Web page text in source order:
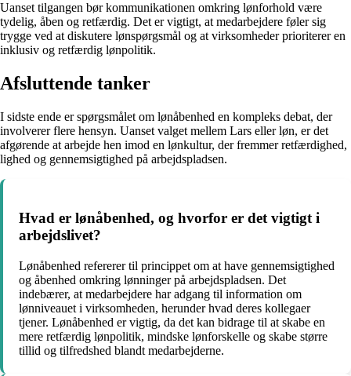
Uanset tilgangen bør kommunikationen omkring lønforhold være
tydelig, åben og retfærdig. Det er vigtigt, at medarbejdere føler sig
trygge ved at diskutere lønspørgsmål og at virksomheder prioriterer en
inklusiv og retfærdig lønpolitik.
Afsluttende tanker
I sidste ende er spørgsmålet om lønåbenhed en kompleks debat, der
involverer flere hensyn. Uanset valget mellem Lars eller løn, er det
afgørende at arbejde hen imod en lønkultur, der fremmer retfærdighed,
lighed og gennemsigtighed på arbejdspladsen.
Hvad er lønåbenhed, og hvorfor er det vigtigt i
arbejdslivet?
Lønåbenhed refererer til princippet om at have gennemsigtighed
og åbenhed omkring lønninger på arbejdspladsen. Det
indebærer, at medarbejdere har adgang til information om
lønniveauet i virksomheden, herunder hvad deres kollegaer
tjener. Lønåbenhed er vigtig, da det kan bidrage til at skabe en
mere retfærdig lønpolitik, mindske lønforskelle og skabe større
tillid og tilfredshed blandt medarbejderne.